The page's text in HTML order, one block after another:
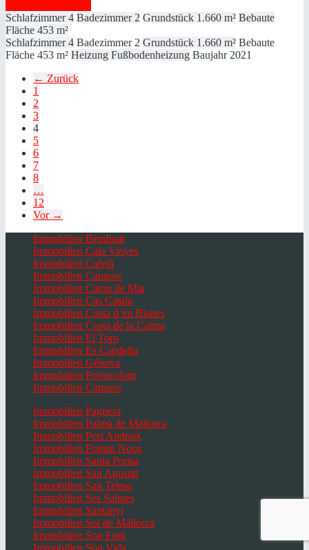
Schlafzimmer 4 Badezimmer 2 Grundstück 1.660 m² Bebaute
Fläche 453 m²
Schlafzimmer 4 Badezimmer 2 Grundstück 1.660 m² Bebaute
Fläche 453 m² Heizung Fußbodenheizung Baujahr 2021
← Zurück
1
2
3
4
5
6
7
8
…
12
Vor →
Immobilien Bendinat
Immobilien Cala Vinyes
Immobilien Calvià
Immobilien Campos
Immobilien Camp de Mar
Immobilien Cas Catala
Immobilien Costa d’en Blanes
Immobilien Costa de la Calma
Immobilien El Toro
Immobilien Es Capdella
Immobilien Génova
Immobilien Portocolom
Immobilien Campos
Immobilien Paguera
Immobilien Palma de Mallorca
Immobilien Port Andratx
Immobilien Portals Nous
Immobilien Santa Ponsa
Immobilien San Agustin
Immobilien San Telmo
Immobilien Ses Salines
Immobilien Santanyi
Immobilien Sol de Mallorca
Immobilien Son Font
Immobilien Son Vida